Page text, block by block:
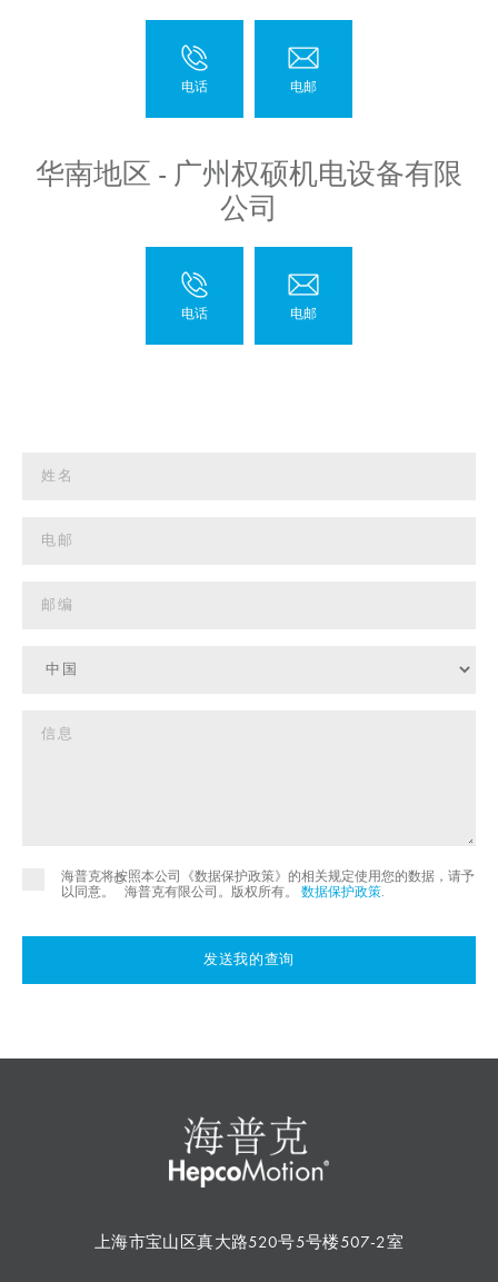
华南地区 - 广州权硕机电设备有限
公司
海普克将按照本公司《数据保护政策》的相关规定使用您的数据，请予
以同意。
©
海普克有限公司。版权所有。 数据保护政策
发送我的查询
上海市宝山区真大路520号5号楼507-2室